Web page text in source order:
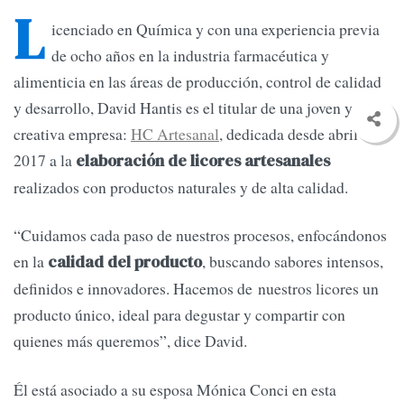
L icenciado en Química y con una experiencia previa
de ocho años en la industria farmacéutica y
alimenticia en las áreas de producción, control de calidad
y desarrollo, David Hantis es el titular de una joven y
creativa empresa: HC Artesanal, dedicada desde abril de
2017 a la elaboración de licores artesanales
realizados con productos naturales y de alta calidad.
“Cuidamos cada paso de nuestros procesos, enfocándonos
en la calidad del producto, buscando sabores intensos,
definidos e innovadores. Hacemos de nuestros licores un
producto único, ideal para degustar y compartir con
quienes más queremos”, dice David.
Él está asociado a su esposa Mónica Conci en esta